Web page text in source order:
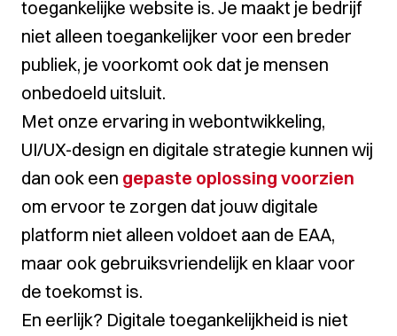
toegankelijke website is. Je maakt je bedrijf
niet alleen toegankelijker voor een breder
publiek, je voorkomt ook dat je mensen
onbedoeld uitsluit.
Met onze ervaring in webontwikkeling,
UI/UX-design en digitale strategie kunnen wij
dan ook een gepaste oplossing voorzien
om ervoor te zorgen dat jouw digitale
platform niet alleen voldoet aan de EAA,
maar ook gebruiksvriendelijk en klaar voor
de toekomst is.
En eerlijk? Digitale toegankelijkheid is niet